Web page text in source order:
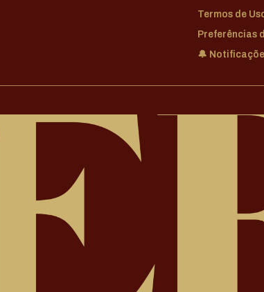
Termos de
Preferências
🔔